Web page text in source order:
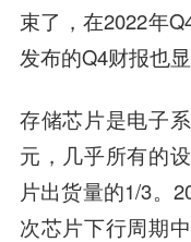
束了，在2022年
发布的Q4财报也
存储芯片是电子
元，几乎所有的
片出货量的1/3。
次芯片下行周期